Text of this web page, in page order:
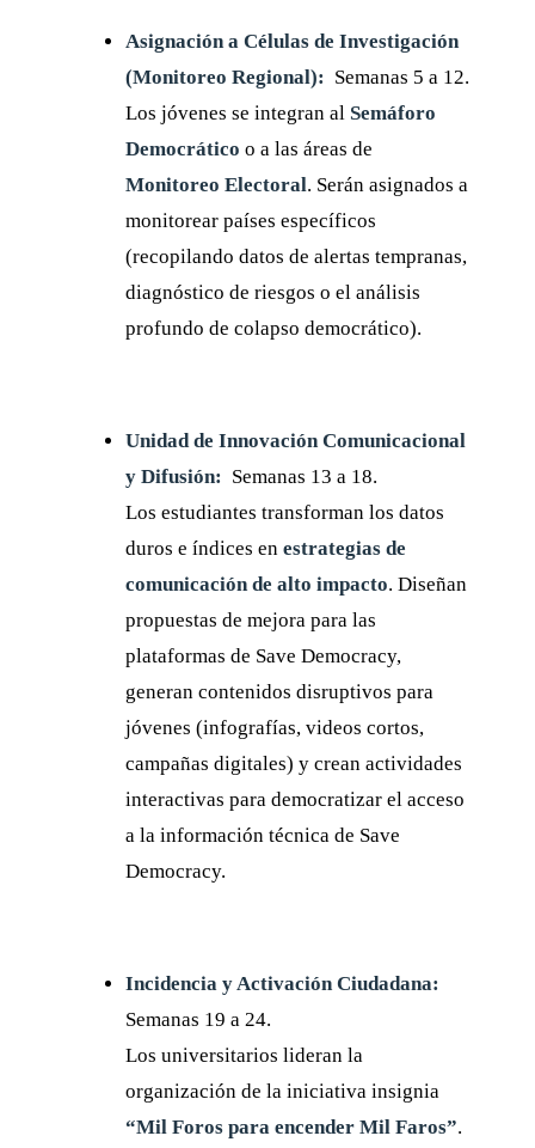
Asignación a Células de Investigación
(Monitoreo Regional): Semanas 5 a 12.
Los jóvenes se integran al Semáforo
Democrático o a las áreas de
Monitoreo Electoral. Serán asignados a
monitorear países específicos
(recopilando datos de alertas tempranas,
diagnóstico de riesgos o el análisis
profundo de colapso democrático).
Unidad de Innovación Comunicacional
y Difusión: Semanas 13 a 18.
Los estudiantes transforman los datos
duros e índices en estrategias de
comunicación de alto impacto. Diseñan
propuestas de mejora para las
plataformas de Save Democracy,
generan contenidos disruptivos para
jóvenes (infografías, videos cortos,
campañas digitales) y crean actividades
interactivas para democratizar el acceso
a la información técnica de Save
Democracy.
Incidencia y Activación Ciudadana:
Semanas 19 a 24.
Los universitarios lideran la
organización de la iniciativa insignia
“Mil Foros para encender Mil Faros”.